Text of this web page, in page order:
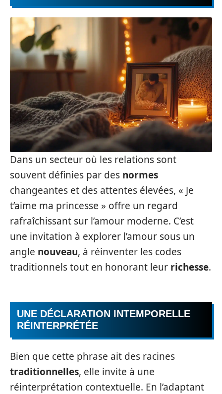
Dans un secteur où les relations sont
souvent définies par des normes
changeantes et des attentes élevées, « Je
t’aime ma princesse » offre un regard
rafraîchissant sur l’amour moderne. C’est
une invitation à explorer l’amour sous un
angle nouveau, à réinventer les codes
traditionnels tout en honorant leur richesse.
UNE DÉCLARATION INTEMPORELLE
RÉINTERPRÉTÉE
Bien que cette phrase ait des racines
traditionnelles, elle invite à une
réinterprétation contextuelle. En l’adaptant